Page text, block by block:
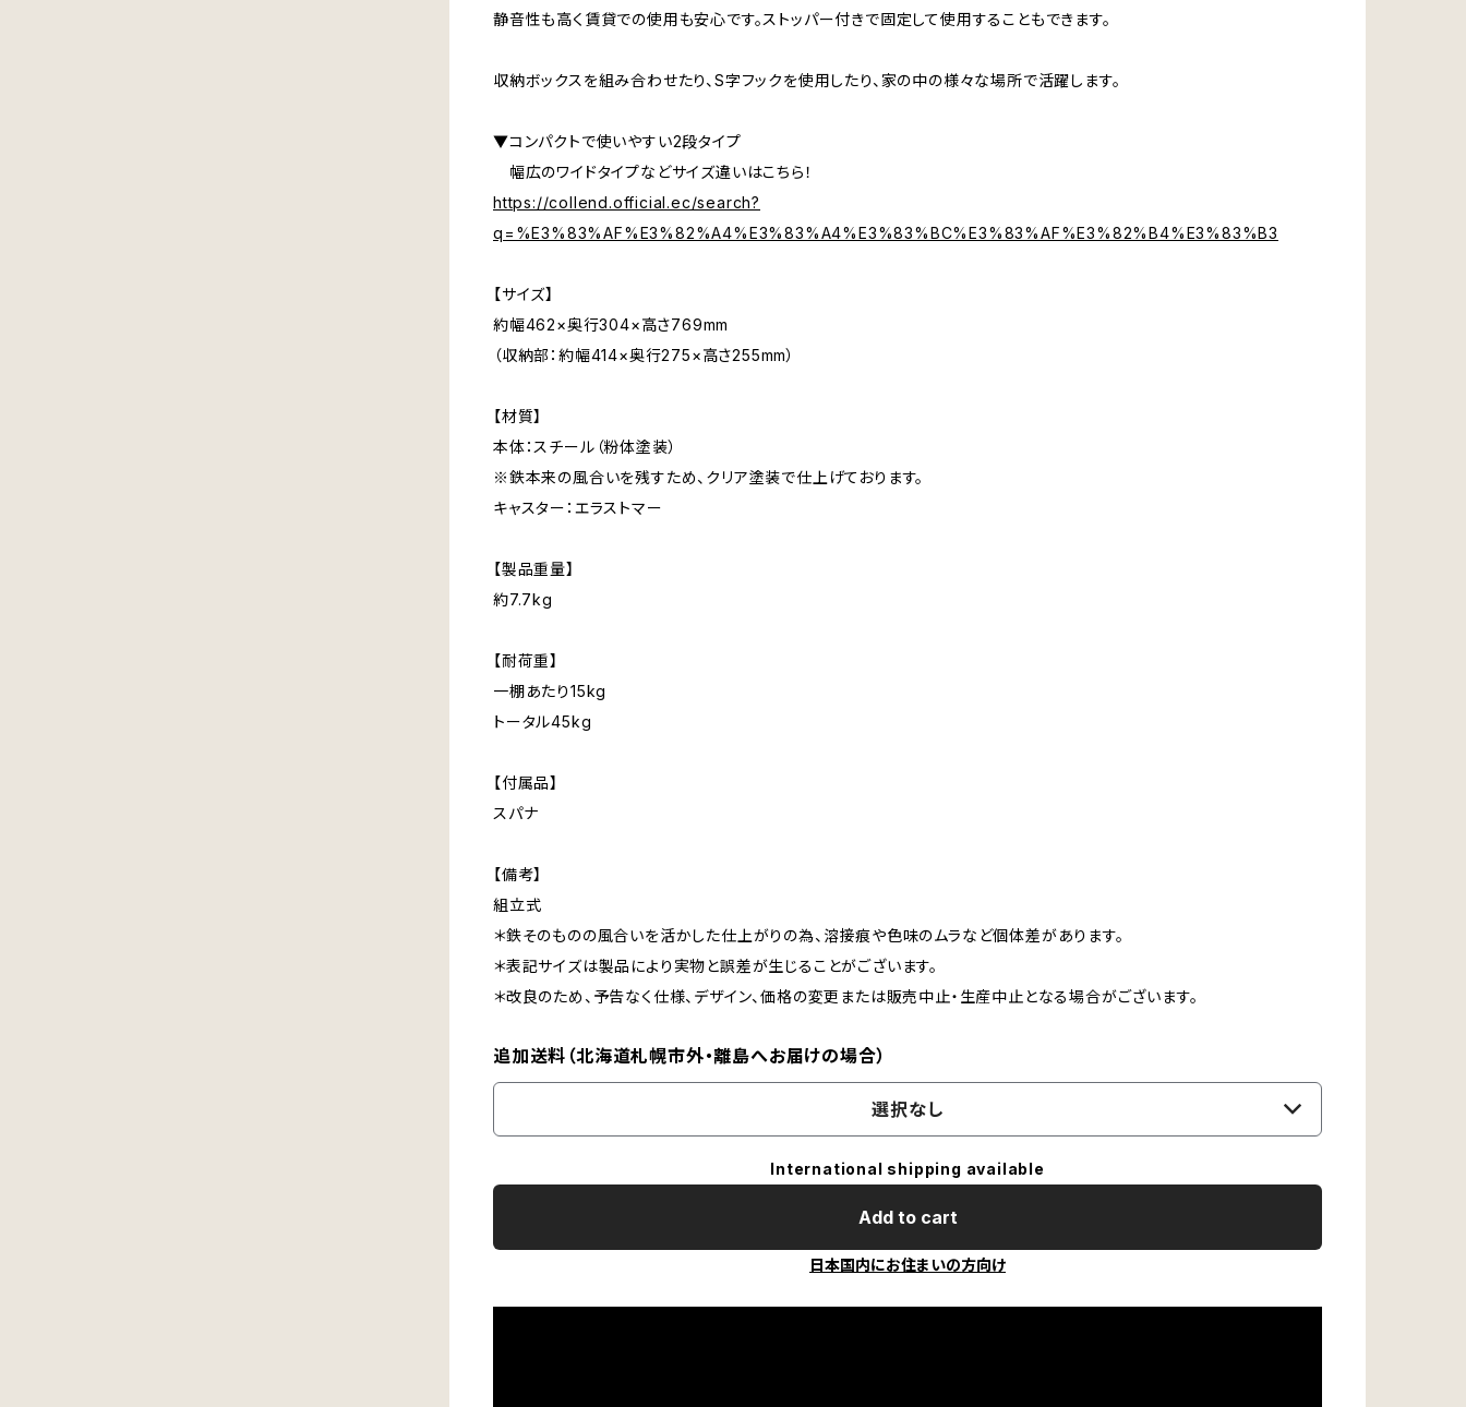
静音性も高く賃貸での使用も安心です。ストッパー付きで固定して使用することもできます。
収納ボックスを組み合わせたり、S字フックを使用したり、家の中の様々な場所で活躍します。
▼コンパクトで使いやすい2段タイプ
幅広のワイドタイプなどサイズ違いはこちら！
https://collend.official.ec/search?
q=%E3%83%AF%E3%82%A4%E3%83%A4%E3%83%BC%E3%83%AF%E3%82%B4%E3%83%B3
【サイズ】
約幅462×奥行304×高さ769mm
（収納部：約幅414×奥行275×高さ255mm）
【材質】
本体：スチール（粉体塗装）
※鉄本来の風合いを残すため、クリア塗装で仕上げております。
キャスター：エラストマー
【製品重量】
約7.7kg
【耐荷重】
一棚あたり15kg
トータル45kg
【付属品】
スパナ
【備考】
組立式
＊鉄そのものの風合いを活かした仕上がりの為、溶接痕や色味のムラなど個体差があります。
＊表記サイズは製品により実物と誤差が生じることがございます。
＊改良のため、予告なく仕様、デザイン、価格の変更または販売中止・生産中止となる場合がございます。
追加送料（北海道札幌市外・離島へお届けの場合）
選択なし
International shipping available
Add to cart
日本国内にお住まいの方向け